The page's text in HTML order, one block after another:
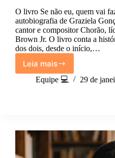
O livro Se não eu, quem vai
autobiografia de Graziela
cantor e compositor Chorão,
Brown Jr. O livro conta a
dos dois, desde o início,…
Leia mais
LIVRO:
Se
não
feliz?
Equipe 💻 29 de